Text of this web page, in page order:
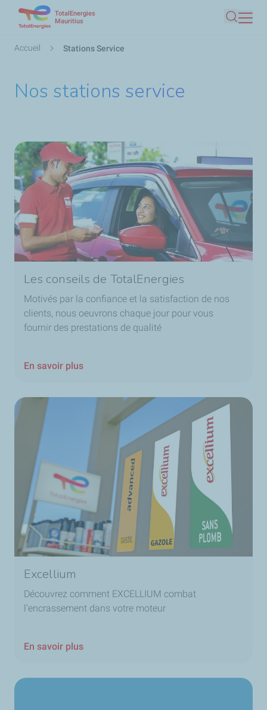
TotalEnergies
Mauritius
Fil
Accueil Stations Service
Nos stations service
Les conseils de TotalEnergies
Motivés par la confiance et la satisfaction de nos
clients, nous oeuvrons chaque jour pour vous
fournir des prestations de qualité
En savoir plus
Excellium
Découvrez comment EXCELLIUM combat
l’encrassement dans votre moteur
En savoir plus